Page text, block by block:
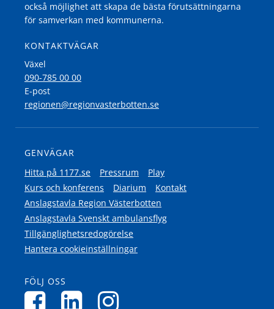
också möjlighet att skapa de bästa förutsättningarna
för samverkan med kommunerna.
KONTAKTVÄGAR
Växel
090-785 00 00
E-post
regionen@regionvasterbotten.se
GENVÄGAR
Hitta på 1177.se
Pressrum
Play
Kurs och konferens
Diarium
Kontakt
Anslagstavla Region Västerbotten
Anslagstavla Svenskt ambulansflyg
Tillgänglighetsredogörelse
Hantera cookieinställningar
FÖLJ OSS